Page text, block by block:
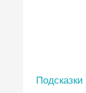
Подсказки